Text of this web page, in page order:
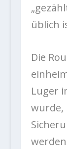
üblich
Die
Luger
wurde,